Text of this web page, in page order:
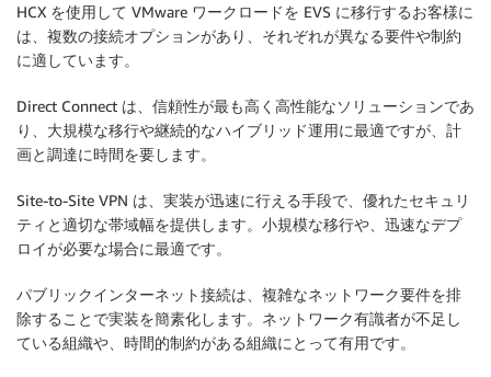
HCX を使用して VMware ワークロードを EVS に移行するお客様に
は、複数の接続オプションがあり、それぞれが異なる要件や制約
に適しています。
Direct Connect は、信頼性が最も高く高性能なソリューションであ
り、大規模な移行や継続的なハイブリッド運用に最適ですが、計
画と調達に時間を要します。
Site-to-Site VPN は、実装が迅速に行える手段で、優れたセキュリ
ティと適切な帯域幅を提供します。小規模な移行や、迅速なデプ
ロイが必要な場合に最適です。
パブリックインターネット接続は、複雑なネットワーク要件を排
除することで実装を簡素化します。ネットワーク有識者が不足し
ている組織や、時間的制約がある組織にとって有用です。